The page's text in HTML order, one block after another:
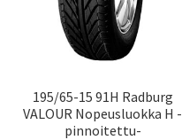
195/65-15 91H Radburg
VALOUR Nopeusluokka H -
pinnoitettu-